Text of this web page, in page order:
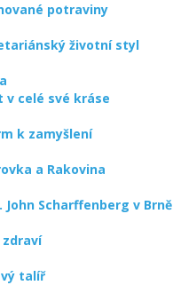
potraviny
životní styl
v celé své kráse
k zamyšlení
a Rakovina
John Scharffenberg v Brně
zdraví
talíř